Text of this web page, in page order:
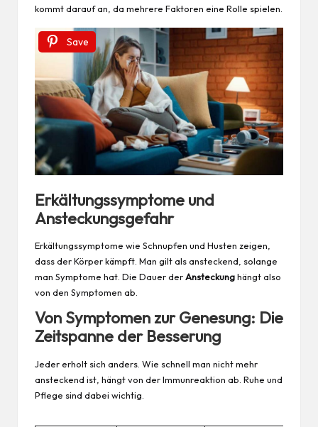
kommt darauf an, da mehrere Faktoren eine Rolle spielen.
Save
Erkältungssymptome und
Ansteckungsgefahr
Erkältungssymptome wie Schnupfen und Husten zeigen,
dass der Körper kämpft. Man gilt als ansteckend, solange
man Symptome hat. Die Dauer derAnsteckunghängt also
von den Symptomen ab.
Von Symptomen zur Genesung: Die
Zeitspanne der Besserung
Jeder erholt sich anders. Wie schnell man nicht mehr
ansteckend ist, hängt von der Immunreaktion ab. Ruhe und
Pflege sind dabei wichtig.